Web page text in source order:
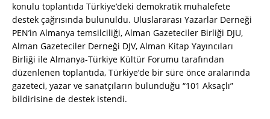
konulu toplantıda Türkiye’deki demokratik muhalefete
destek çağrısında bulunuldu. Uluslararası Yazarlar Derneği
PEN’in Almanya temsilciliği, Alman Gazeteciler Birliği DJU,
Alman Gazeteciler Derneği DJV, Alman Kitap Yayıncıları
Birliği ile Almanya-Türkiye Kültür Forumu tarafından
düzenlenen toplantıda, Türkiye’de bir süre önce aralarında
gazeteci, yazar ve sanatçıların bulunduğu “101 Aksaçlı”
bildirisine de destek istendi.